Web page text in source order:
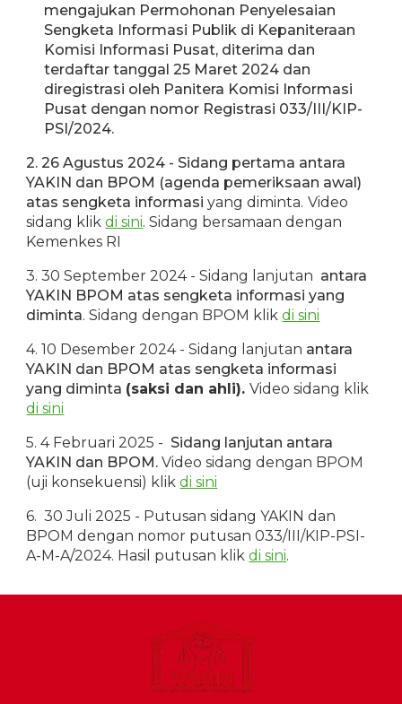
mengajukan Permohonan Penyelesaian
Sengketa Informasi Publik di Kepaniteraan
Komisi Informasi Pusat, diterima dan
terdaftar tanggal 25 Maret 2024 dan
diregistrasi oleh Panitera Komisi Informasi
Pusat dengan nomor Registrasi 033/III/KIP-
PSI/2024.
2. 26 Agustus 2024 - Sidang pertama antara
YAKIN dan BPOM (agenda pemeriksaan awal)
atas sengketa informasiyang diminta. Video
sidang klikdi sini. Sidang bersamaan dengan
Kemenkes RI
3. 30 September 2024 - Sidang lanjutan antara
YAKIN BPOM atas sengketa informasi yang
diminta. Sidang dengan BPOM klikdi sini
4. 10 Desember 2024 - Sidang lanjutan antara
YAKIN dan BPOM atas sengketa informasi
yang diminta (saksi dan ahli).Video sidang klik
di sini
5. 4 Februari 2025 - Sidang lanjutan antara
YAKIN dan BPOM.Video sidang dengan BPOM
(uji konsekuensi) klikdi sini
6. 30 Juli 2025 - Putusan sidang YAKIN dan
BPOM dengan nomor putusan 033/III/KIP-PSI-
A-M-A/2024. Hasil putusan klikdi sini.